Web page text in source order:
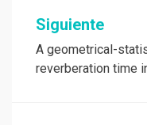
de
entradas
Siguiente
A geometrical-
reverberation time